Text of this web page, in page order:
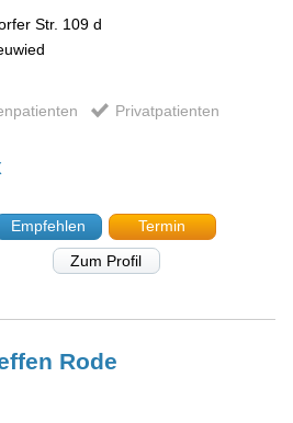
Str. 109 d
Privatpatienten
Empfehlen
Termin
Zum Profil
Rode